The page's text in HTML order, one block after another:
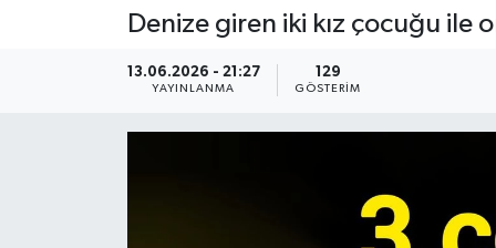
Denize giren iki kız çocuğu ile
13.06.2026 - 21:27
YAYINLANMA
129
GÖSTERIM
Kültür ve Sanat
Son Dakika Haberleri